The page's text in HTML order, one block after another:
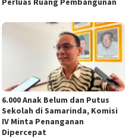
6.000 Anak Belum dan Putus
Sekolah di Samarinda, Komisi
IV Minta Penanganan
Dipercepat